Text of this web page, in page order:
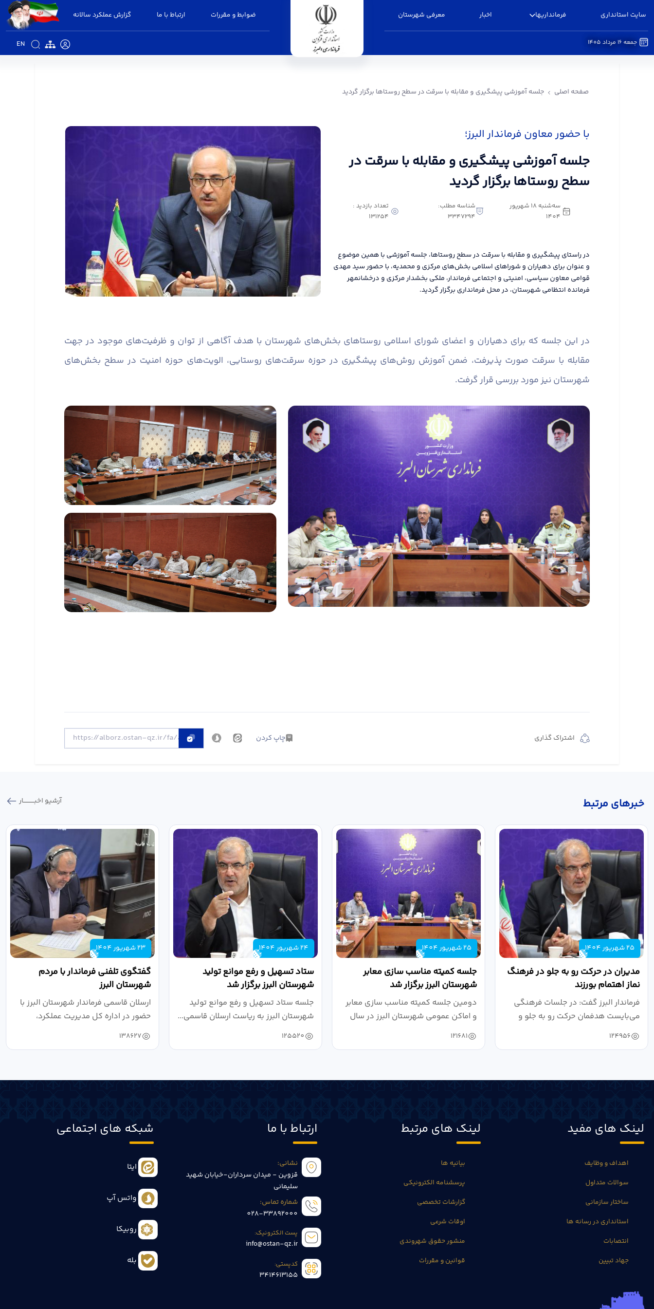
سایت استانداری فرمانداریها اخبار معرفی شهرستان ضوابط و مقررات ارتباط با ما گزارش عملکرد سالانه
EN جمعه 16 مرداد 1405
صفحه اصلی جلسه آموزشی پیشگیری و مقابله با سرقت در سطح روستاها برگزار گردید
با حضور معاون فرماندار البرز؛
جلسه آموزشی پیشگیری و مقابله با سرقت در
سطح روستاها برگزار گردید
سه‌شنبه 18 شهریور
1404
شناسه مطلب:
3347294
تعداد بازدید :
131254
در راستای پیشگیری و مقابله با سرقت در سطح روستاها، جلسه آموزشی با همین موضوع
و عنوان برای دهیاران و شوراهای اسلامی بخش‌های مرکزی و محمدیه، با حضور سید مهدی
قوامی معاون سیاسی، امنیتی و اجتماعی فرماندار، ملکی بخشدار مرکزی و درخشانمهر
فرمانده انتظامی شهرستان، در محل فرمانداری برگزار گردید.
در این جلسه که برای دهیاران و اعضای شورای اسلامی روستاهای بخش‌های شهرستان با هدف آگاهی از توان و ظرفیت‌های موجود در جهت
مقابله با سرقت صورت پذیرفت، ضمن آموزش روش‌های پیشگیری در حوزه سرقت‌های روستایی، الویت‌های حوزه امنیت در سطح بخش‌های
شهرستان نیز مورد بررسی قرار گرفت.
اشتراک گذاری چاپ کردن
خبر‌های مرتبط آرشیو اخبـــــــــــار
25 شهریور 1404
مدیران در حرکت رو به جلو در فرهنگ
نماز اهتمام بورزند
فرماندار البرز گفت: در جلسات فرهنگی
می‌بایست هدفمان حرکت رو به جلو و
دستیابی...
124956
25 شهریور 1404
جلسه کمیته مناسب سازی معابر
شهرستان البرز برگزار شد
دومین جلسه کمیته مناسب سازی معابر
و اماکن عمومی شهرستان البرز در سال
۱۴۰۴ به...
121681
24 شهریور 1404
ستاد تسهیل و رفع موانع تولید
شهرستان البرز برگزار شد
جلسه ستاد تسهیل و رفع موانع تولید
شهرستان البرز به ریاست ارسلان قاسمی...
125520
23 شهریور 1404
گفتگوی تلفنی فرماندار با مردم
شهرستان البرز
ارسلان قاسمی فرماندار شهرستان البرز با
حضور در اداره کل مدیریت عملکرد،
بازرسی...
138627
لینک های مفید
اهداف و وظایف
سوالات متداول
ساختار سازمانی
استانداری در رسانه ها
انتصابات
جهاد تبیین
لینک های مرتبط
بیانیه ها
پرسشنامه الکترونیکی
گزارشات تخصصی
اوقات شرعی
منشور حقوق شهروندی
قوانین و مقررات
ارتباط با ما
نشانی:
قزوین - میدان سرداران-خیابان شهید
سلیمانی
شماره تماس:
028-33892000
پست الکترونیک:
info@ostan-qz.ir
کدپستی:
3414613155
شبکه های اجتماعی
ایتا
واتس آپ
روبیکا
بله